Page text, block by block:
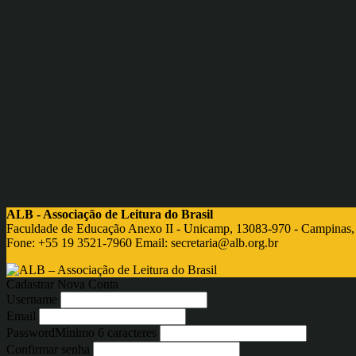
ALB - Associação de Leitura do Brasil
Faculdade de Educação Anexo II - Unicamp, 13083-970 - Campinas,
Fone: +55 19 3521-7960 Email: secretaria@alb.org.br
Cadastrar Nova Conta
Username
Email
PasswordMínimo 6 caracteres
Confirmar senha